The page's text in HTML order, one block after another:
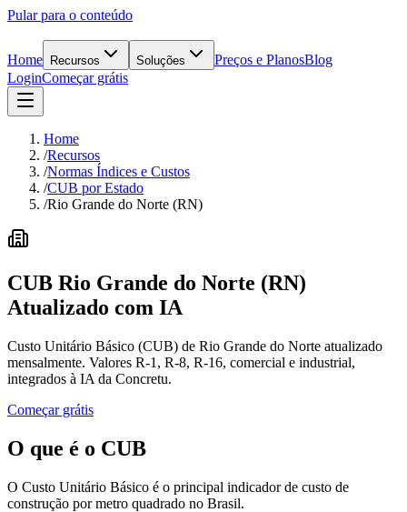
Pular para o conteúdo
Home Recursos Soluções Preços e PlanosBlog
LoginComeçar grátis
Home
/Recursos
/Normas Índices e Custos
/CUB por Estado
/Rio Grande do Norte (RN)
CUB Rio Grande do Norte (RN)
Atualizado com IA
Custo Unitário Básico (CUB) de Rio Grande do Norte atualizado
mensalmente. Valores R-1, R-8, R-16, comercial e industrial,
integrados à IA da Concretu.
Começar grátis
O que é o CUB
O Custo Unitário Básico é o principal indicador de custo de
construção por metro quadrado no Brasil.